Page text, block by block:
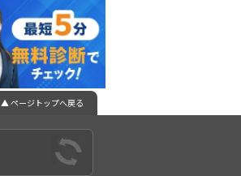
▲ ページトップへ戻る